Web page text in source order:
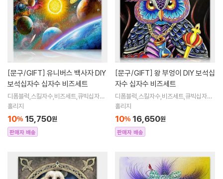
[문구/GIFT]
보석십자수 십자수 비즈세트
디폼블럭,스킬자수,비즈세트,큐빅십자수,
큐빅비즈,보석십자수액자,어린이보석십
수해바라
홀리지
10% 15,750원
판매자 배송
[문구/GIFT]
자수 십자수 비즈세트
디폼블럭,스킬자수,비즈세트,큐빅십자수,
큐빅비즈,보석십자수액자,어린이보석십
수해바라
홀리지
10% 16,650원
판매자 배송